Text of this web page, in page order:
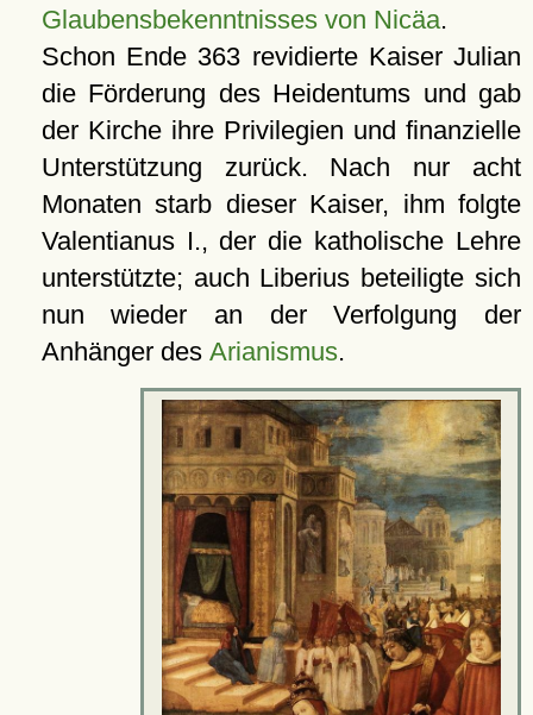
Glaubensbekenntnisses von Nicäa.
Schon Ende 363 revidierte Kaiser Julian
die Förderung des Heidentums und gab
der Kirche ihre Privilegien und finanzielle
Unterstützung zurück. Nach nur acht
Monaten starb dieser Kaiser, ihm folgte
Valentianus I., der die katholische Lehre
unterstützte; auch Liberius beteiligte sich
nun wieder an der Verfolgung der
Anhänger des Arianismus.